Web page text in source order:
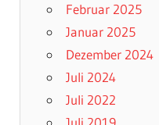
Februar 2025
Januar 2025
Dezember 2024
Juli 2024
Juli 2022